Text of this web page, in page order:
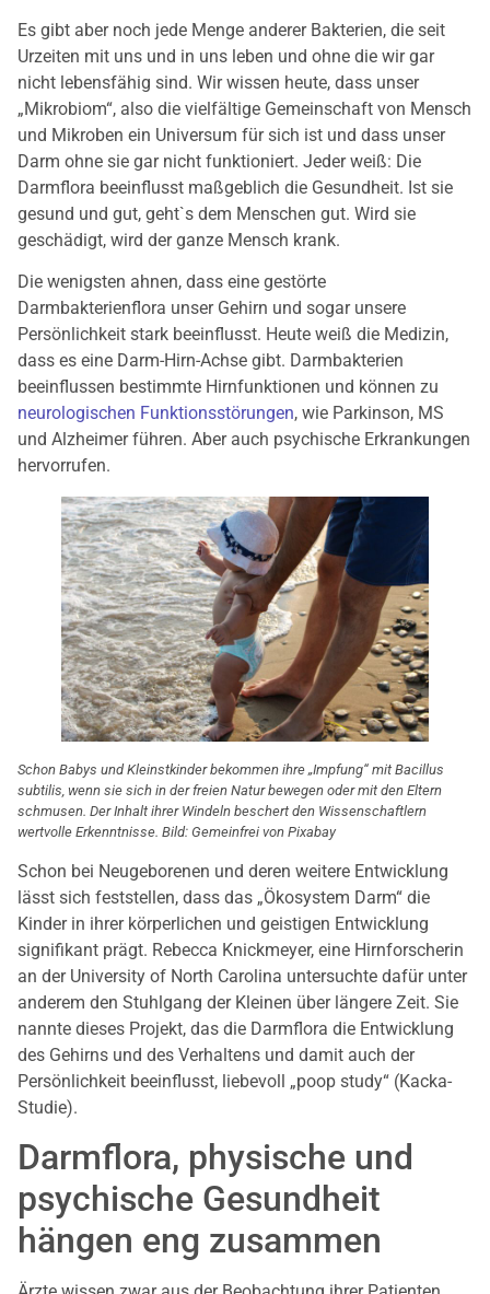
Es gibt aber noch jede Menge anderer Bakterien, die seit
Urzeiten mit uns und in uns leben und ohne die wir gar
nicht lebensfähig sind. Wir wissen heute, dass unser
„Mikrobiom“, also die vielfältige Gemeinschaft von Mensch
und Mikroben ein Universum für sich ist und dass unser
Darm ohne sie gar nicht funktioniert. Jeder weiß: Die
Darmflora beeinflusst maßgeblich die Gesundheit. Ist sie
gesund und gut, geht`s dem Menschen gut. Wird sie
geschädigt, wird der ganze Mensch krank.
Die wenigsten ahnen, dass eine gestörte
Darmbakterienflora unser Gehirn und sogar unsere
Persönlichkeit stark beeinflusst. Heute weiß die Medizin,
dass es eine Darm-Hirn-Achse gibt. Darmbakterien
beeinflussen bestimmte Hirnfunktionen und können zu
neurologischen Funktionsstörungen, wie Parkinson, MS
und Alzheimer führen. Aber auch psychische Erkrankungen
hervorrufen.
Schon Babys und Kleinstkinder bekommen ihre „Impfung“ mit Bacillus
subtilis, wenn sie sich in der freien Natur bewegen oder mit den Eltern
schmusen. Der Inhalt ihrer Windeln beschert den Wissenschaftlern
wertvolle Erkenntnisse. Bild: Gemeinfrei von Pixabay
Schon bei Neugeborenen und deren weitere Entwicklung
lässt sich feststellen, dass das „Ökosystem Darm“ die
Kinder in ihrer körperlichen und geistigen Entwicklung
signifikant prägt. Rebecca Knickmeyer, eine Hirnforscherin
an der University of North Carolina untersuchte dafür unter
anderem den Stuhlgang der Kleinen über längere Zeit. Sie
nannte dieses Projekt, das die Darmflora die Entwicklung
des Gehirns und des Verhaltens und damit auch der
Persönlichkeit beeinflusst, liebevoll „poop study“ (Kacka-
Studie).
Darmflora, physische und
psychische Gesundheit
hängen eng zusammen